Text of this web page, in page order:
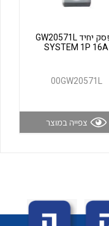
מפסק יחיד GW20571L
SYSTEM 1P 16A
00GW20571L
צפייה במוצר